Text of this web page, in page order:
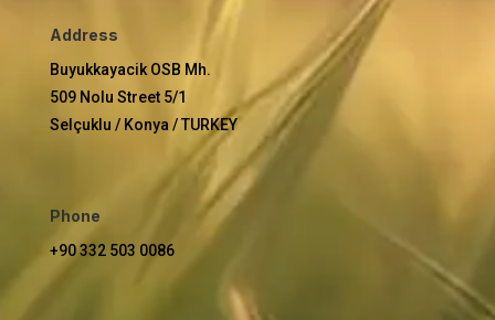
Address
Buyukkayacik OSB Mh.
509 Nolu Street 5/1
Selçuklu / Konya / TURKEY
Phone
+90 332 503 0086